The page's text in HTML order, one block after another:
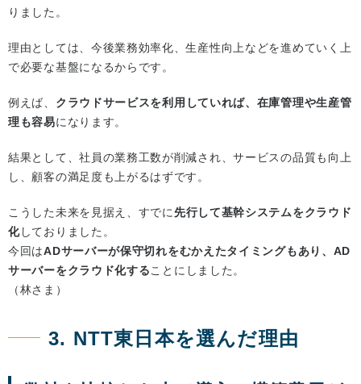
りました。
理由としては、今後業務効率化、生産性向上などを進めていく上
で必要な基盤になるからです。
例えば、 クラウドサービスを利用していれば、在庫管理や生産管
理も容易になります。
結果として、社員の業務工数が削減され、サービスの品質も向上
し、顧客の満足度も上がるはずです。
こうした未来を見据え、すでに先行して基幹システムをクラウド
化しておりました。
今回はADサーバーが保守切れをむかえたタイミングもあり、AD
サーバーをクラウド化することにしました。
（林さま）
3. NTT東日本を選んだ理由